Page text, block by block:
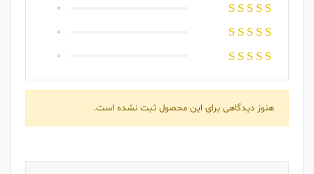
0
0
0
هنوز دیدگاهی برای این محصول ثبت نشده است.